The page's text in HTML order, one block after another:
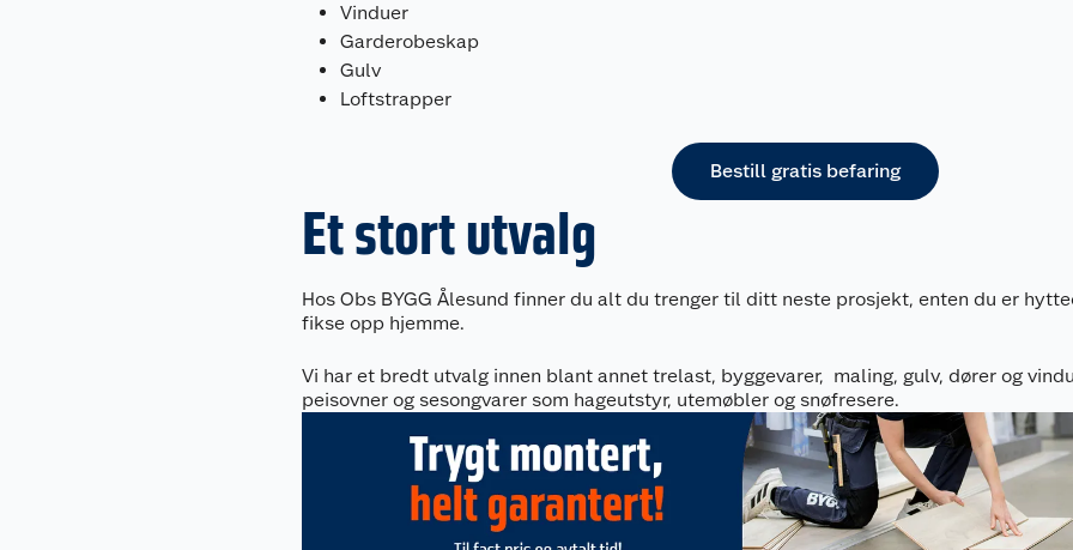
Vinduer
Garderobeskap
Gulv
Loftstrapper
Bestill gratis befaring
Et stort utvalg
Hos Obs BYGG Ålesund finner du alt du trenger til ditt neste prosjekt, enten du er
fikse opp hjemme.
Vi har et bredt utvalg innen blant annet trelast, byggevarer, maling, gulv, dører og
peisovner og sesongvarer som hageutstyr, utemøbler og snøfresere.